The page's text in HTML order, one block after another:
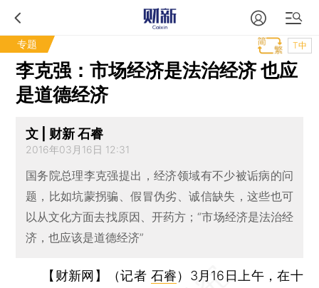
专题 T中
李克强：市场经济是法治经济 也应
是道德经济
文 | 财新 石睿
2016年03月16日 12:31
国务院总理李克强提出，经济领域有不少被诟病的问
题，比如坑蒙拐骗、假冒伪劣、诚信缺失，这些也可
以从文化方面去找原因、开药方；“市场经济是法治经
济，也应该是道德经济”
【财新网】（记者 石睿） 3月16日上午，在十